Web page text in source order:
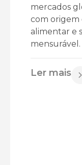
mercados
com origem
alimentar e
mensurável.
Ler mais